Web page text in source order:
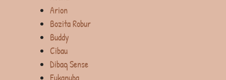
Arion
Bozita Robur
Buddy
Cibau
Dibaq Sense